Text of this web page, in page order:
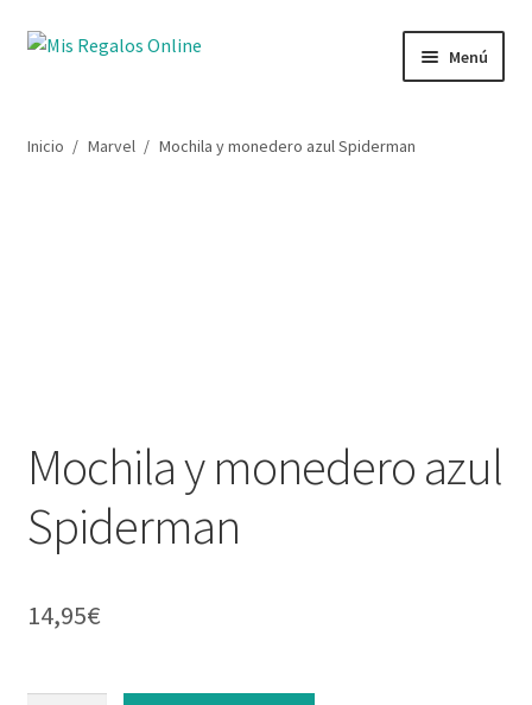
Menú
Mi cuenta
Contacto
Inicio / Marvel / Mochila y monedero azul Spiderman
Mochila y monedero azul
Spiderman
14,95€